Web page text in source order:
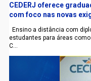
CEDERJ oferece
com foco nas novas
Ensino a distância com
estudantes para áreas
C...